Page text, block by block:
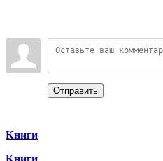
Отправить
Книги
Книги